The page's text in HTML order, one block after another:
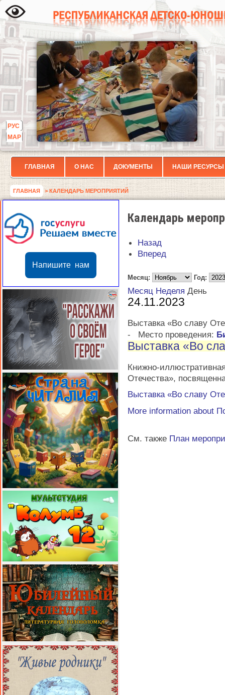
РУС
МАР
ГЛАВНАЯ О НАС ДОКУМЕНТЫ НАШИ РЕСУРСЫ
ГЛАВНАЯ > КАЛЕНДАРЬ МЕРОПРИЯТИЙ
Напишите нам
Календарь
Назад
Вперед
Месяц: Год:
Месяц Неделя День
24.11.2023
Выставка «Во славу
-
Место проведения:
Выставка «Во
Книжно-
Отечества»,
Выставка «Во славу
More information about
См. также План